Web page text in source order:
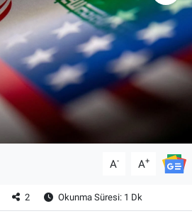
A- A+
2 Okunma Süresi: 1 Dk